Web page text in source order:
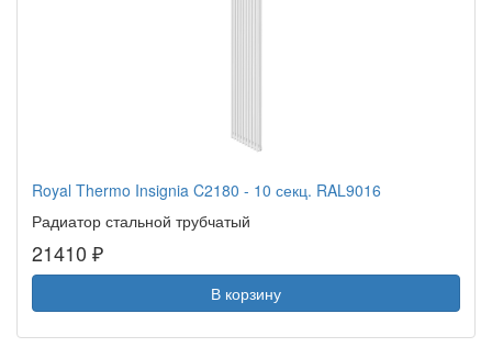
Royal Thermo Insignia C2180 - 10 секц. RAL9016
Радиатор стальной трубчатый
21410 ₽
В корзину